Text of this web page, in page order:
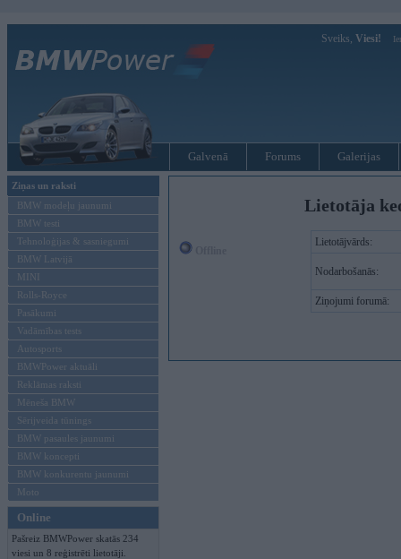
Sveiks, Viesi!
Galvenā Forums Galerijas
Ziņas un raksti
BMW modeļu jaunumi
BMW testi
Tehnoloģijas & sasniegumi
BMW Latvijā
MINI
Rolls-Royce
Pasākumi
Vadāmības tests
Autosports
BMWPower aktuāli
Reklāmas raksti
Mēneša BMW
Sērijveida tūnings
BMW pasaules jaunumi
BMW koncepti
BMW konkurentu jaunumi
Moto
Online
Pašreiz BMWPower skatās 234
viesi un 8 reģistrēti lietotāji.
Lietotāja
Lietotājvārds:
Nodarbošanās:
Ziņojumi forumā: